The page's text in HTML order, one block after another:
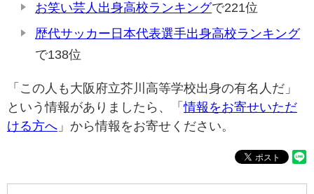
お笑い芸人出身高校ランキングで221位
歴代サッカー日本代表選手出身高校ランキング
で138位
「この人も大阪府立芥川高等学校出身の有名人だ」
という情報がありましたら、「情報をお寄せいただ
ける方へ 」から情報をお寄せください。